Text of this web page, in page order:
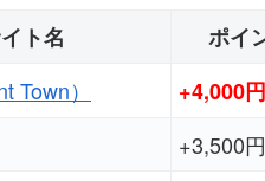
ト名 ポイ
Town）
+4,000
+3,500